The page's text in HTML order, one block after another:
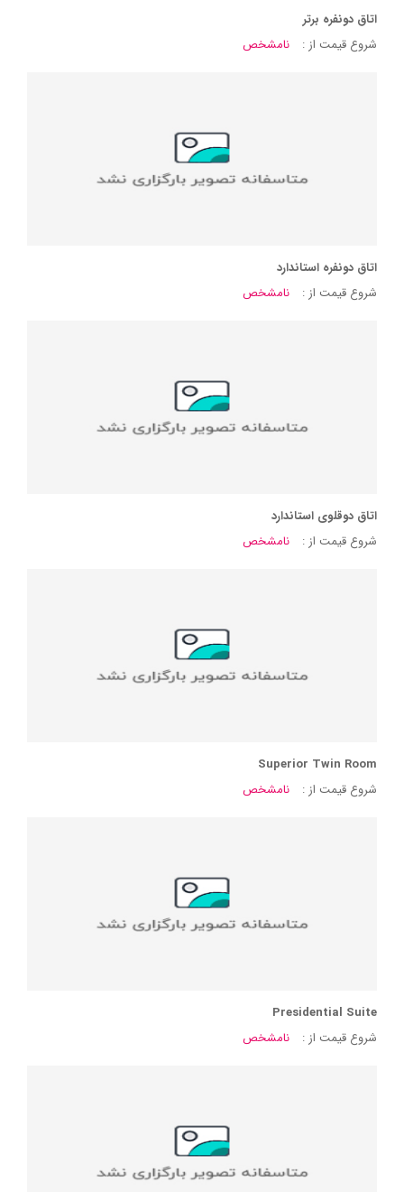
اتاق دونفره برتر
شروع قیمت از :
نامشخص
اتاق دونفره استاندارد
شروع قیمت از :
نامشخص
اتاق دوقلوی استاندارد
شروع قیمت از :
نامشخص
Superior Twin Room
شروع قیمت از :
نامشخص
Presidential Suite
شروع قیمت از :
نامشخص